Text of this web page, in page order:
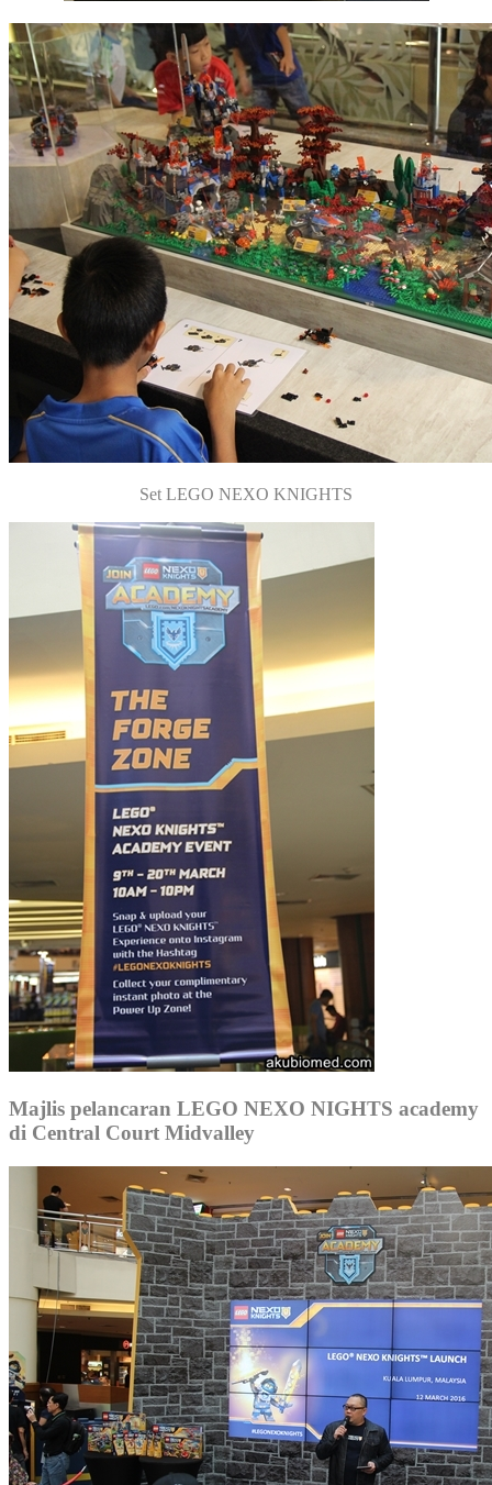
Set LEGO NEXO KNIGHTS
Majlis pelancaran LEGO NEXO NIGHTS academy
di Central Court Midvalley